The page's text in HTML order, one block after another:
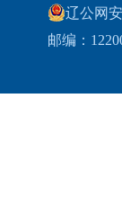
辽公网
邮编：